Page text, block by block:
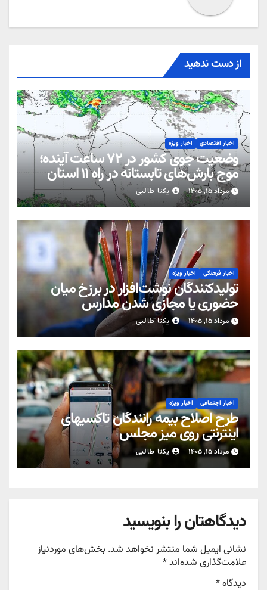
از دست ندهید
اخبار اقتصادی اخبار ویژه
وضعیت جوی کشور در ۷۲ ساعت آینده؛
موج بارش‌های تابستانه در راه ۱۱ استان
مرداد ۱۵, ۱۴۰۵ یکتا طالبی
اخبار فرهنگی اخبار ویژه
تولیدکنندگان نوشت‌افزار در برزخ میان
حضوری یا مجازی شدن مدارس
مرداد ۱۵, ۱۴۰۵ یکتا طالبی
اخبار اجتماعی اخبار ویژه
طرح اصلاح بیمه رانندگان تاکسیهای
اینترنتی روی میز مجلس
مرداد ۱۵, ۱۴۰۵ یکتا طالبی
دیدگاهتان را بنویسید
نشانی ایمیل شما منتشر نخواهد شد. بخش‌های موردنیاز
علامت‌گذاری شده‌اند*
دیدگاه*